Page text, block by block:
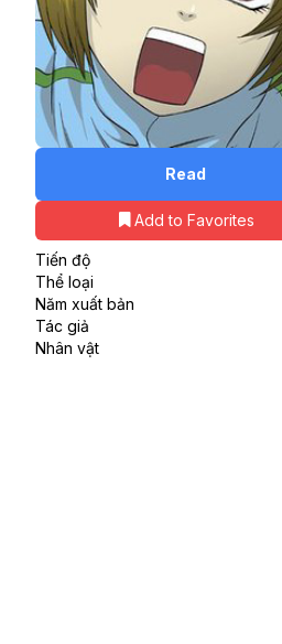
Read
Add to Favorites
Tiến độ
Thể loại
Năm xuất bản
Tác giả
Nhân vật